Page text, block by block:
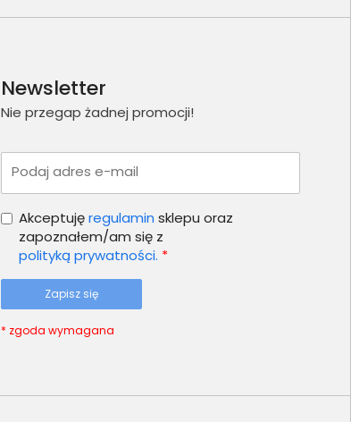
Newsletter
Nie przegap żadnej promocji!
Podaj adres e-mail
Akceptujęregulamin sklepu oraz
zapoznałem/am się z
polityką prywatności. *
Zapisz się
* zgoda wymagana